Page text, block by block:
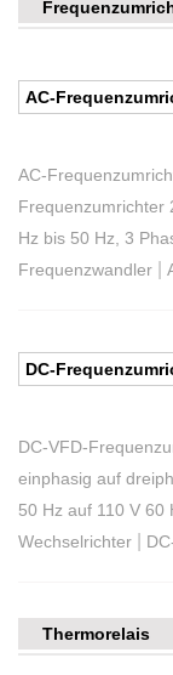
AC-
AC-
Frequenzumrichter
Hz bis 50 Hz, 3
Frequenzwandler
DC-
DC-VFD-
einphasig auf
50 Hz auf 110 V 60
Wechselrichter
Thermorelais